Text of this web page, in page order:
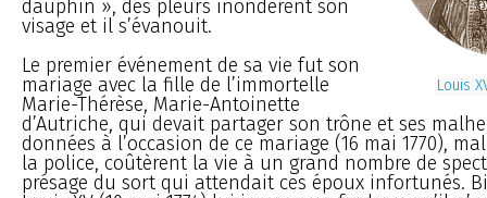
Louis
dauphin », des pleurs inondèrent son
visage et il s’évanouit.
Le premier événement de sa vie fut son
mariage avec la fille de l’immortelle
Marie-Thérèse, Marie-Antoinette
d’Autriche, qui devait partager son trône et ses
données à l’occasion de ce mariage (16 mai 1770),
la police, coûtèrent la vie à un grand nombre de
présage du sort qui attendait ces époux infortunés.